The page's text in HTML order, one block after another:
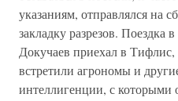
указаниям, отправлялся на
закладку разрезов. Поездка
Докучаев приехал в Тифлис,
встретили агрономы и
интеллигенции, с которыми